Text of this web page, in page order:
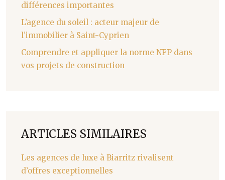
différences importantes
L’agence du soleil : acteur majeur de
l’immobilier à Saint-Cyprien
Comprendre et appliquer la norme NFP dans
vos projets de construction
ARTICLES SIMILAIRES
Les agences de luxe à Biarritz rivalisent
d’offres exceptionnelles